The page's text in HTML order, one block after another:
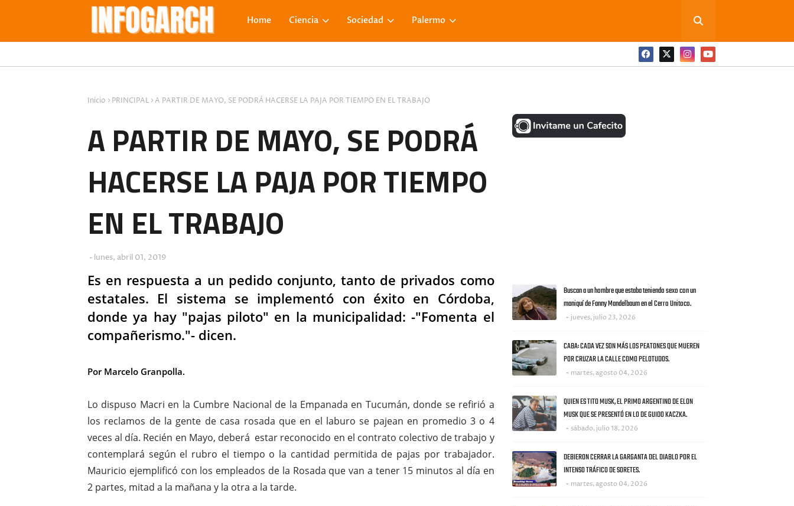
Home Ciencia Sociedad Palermo
Inicio PRINCIPAL A PARTIR DE MAYO, SE PODRÁ HACERSE LA PAJA POR TIEMPO EN EL TRABAJO
A PARTIR DE MAYO, SE PODRÁ
HACERSE LA PAJA POR TIEMPO
EN EL TRABAJO
lunes, abril 01, 2019
Es en respuesta a un pedido conjunto, tanto de privados como
estatales. El sistema se implementó con éxito en Córdoba,
donde ya hay "pajas piloto" en la municipalidad: -"Fomenta el
compañerismo."- dicen.
Por Marcelo Granpolla.
Lo dispuso Macri en la Cumbre Nacional de la Empanada en Tucumán, donde se refirió a
los reclamos de la gente de casa rosada que en el laburo se pajean en promedio 3 o 4
veces al día. Recién en Mayo, deberá estar reconocido en el contrato colectivo de trabajo y
contemplará según el rubro el tiempo o la cantidad permitida de pajas por trabajador.
Mauricio ejemplificó con los empleados de la Rosada que van a tener 15 minutos al día en
2 partes, mitad a la mañana y la otra a la tarde.
Buscan a un hombre que estaba teniendo sexo con un
maniquí de Fanny Mandelbaum en el Cerro Unitoco.
jueves, julio 23, 2026
CABA: CADA VEZ SON MÁS LOS PEATONES QUE MUEREN
POR CRUZAR LA CALLE COMO PELOTUDOS.
martes, agosto 04, 2026
QUIEN ES TITO MUSK, EL PRIMO ARGENTINO DE ELON
MUSK QUE SE PRESENTÓ EN LO DE GUIDO KACZKA.
sábado, julio 18, 2026
DEBIERON CERRAR LA GARGANTA DEL DIABLO POR EL
INTENSO TRÁFICO DE SORETES.
martes, agosto 04, 2026